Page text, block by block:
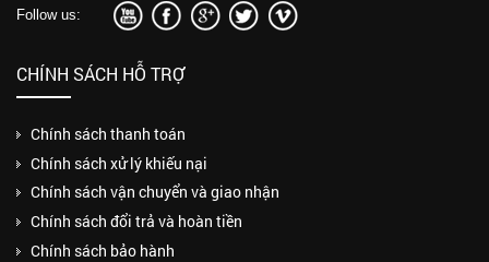
Follow us:
CHÍNH SÁCH HỖ TRỢ
Chính sách thanh toán
Chính sách xử lý khiếu nại
Chính sách vận chuyển và giao nhận
Chính sách đổi trả và hoàn tiền
Chính sách bảo hành